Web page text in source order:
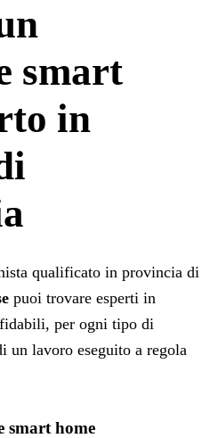
smart
in
qualificato in provincia di
puoi trovare esperti in
per ogni tipo di
un lavoro eseguito a regola
smart home